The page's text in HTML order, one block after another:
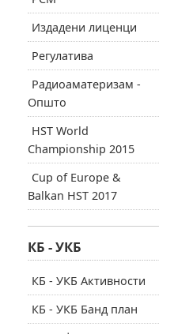
Издадени лиценци
Регулатива
Радиоаматеризам -
Општо
HST World
Championship 2015
Cup of Europe &
Balkan HST 2017
КБ - УКБ
КБ - УКБ Активности
КБ - УКБ Банд план